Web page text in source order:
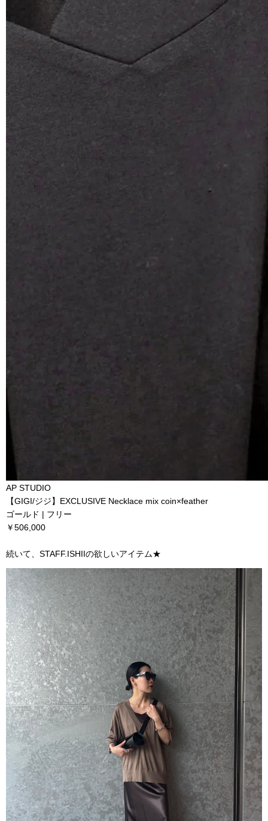
AP STUDIO
【GIGI/ジジ】EXCLUSIVE Necklace mix coin×feather
ゴールド | フリー
￥506,000
続いて、STAFF.ISHIIの欲しいアイテム★